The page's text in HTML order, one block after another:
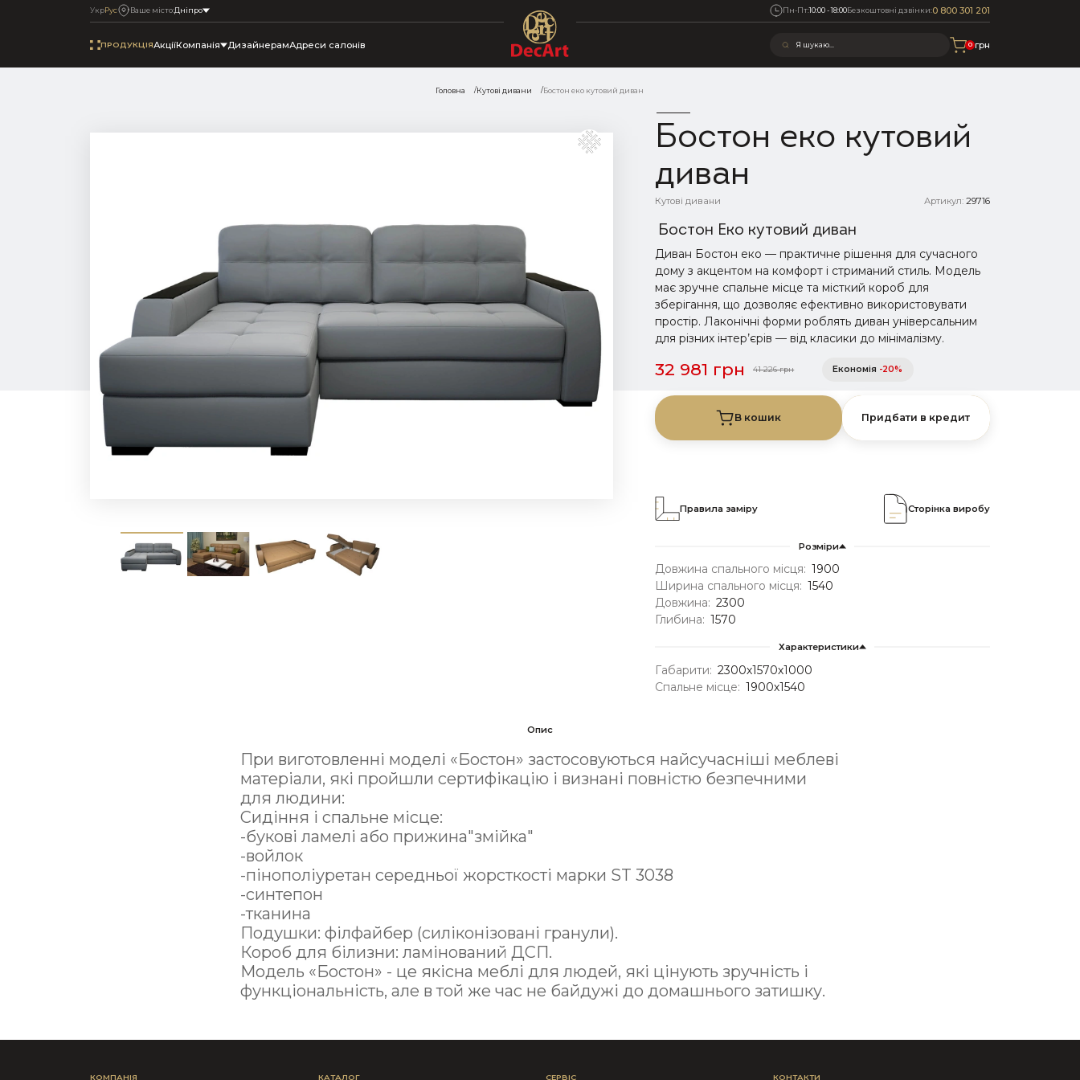
УкрРус Ваше місто:Днiпро
ПРОДУКЦІЯАкціїКомпанія ДизайнерамАдреси салонів
Пн-Пт:10:00 - 18:00Безкоштовні дзвінки:0 800 301 201
0
0 грн
Головна Кутові дивани Бостон еко кутовий диван
Бостон еко кутовий
диван
Кутові дивани Артикул: 29716
Бостон Еко кутовий диван
Диван Бостон еко — практичне рішення для сучасного
дому з акцентом на комфорт і стриманий стиль. Модель
має зручне спальне місце та місткий короб для
зберігання, що дозволяє ефективно використовувати
простір. Лаконічні форми роблять диван універсальним
для різних інтер’єрів — від класики до мінімалізму.
32 981 грн 41 226 грн Економія -20%
В кошик Придбати в кредит
Правила заміру Сторінка виробу
Розміри
Довжина спального місця: 1900
Ширина спального місця: 1540
Довжина: 2300
Глибина: 1570
Характеристики
Габарити: 2300х1570х1000
Спальне місце: 1900х1540
Опис
При виготовленні моделі «Бостон» застосовуються найсучасніші меблеві
матеріали, які пройшли сертифікацію і визнані повністю безпечними
для людини:
Сидіння і спальне місце:
-букові ламелі або прижина"змійка"
-войлок
-пінополіуретан середньої жорсткості марки ST 3038
-синтепон
-тканина
Подушки: філфайбер (силіконізовані гранули).
Короб для білизни: ламінований ДСП.
Модель «Бостон» - це якісна меблі для людей, які цінують зручність і
функціональність, але в той же час не байдужі до домашнього затишку.
КОМПАНІЯ КАТАЛОГ СЕРВІС КОНТАКТИ